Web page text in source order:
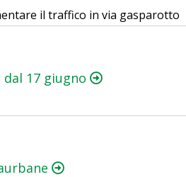
il traffico in via gasparotto
17 giugno